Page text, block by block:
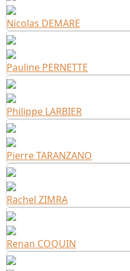
Nicolas DEMARE
Pauline PERNETTE
Philippe LARBIER
Pierre TARANZANO
Rachel ZIMRA
Renan COQUIN